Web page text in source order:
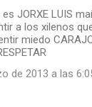
JORXE LUIS
a los xilenos
miedo
de 2013 a las